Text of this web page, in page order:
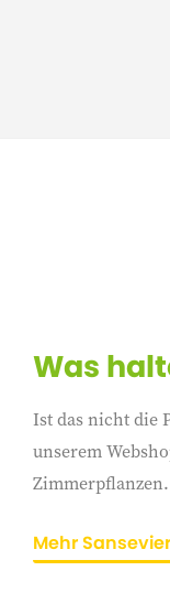
Was
Ist das nicht die
unserem
Zimmerpflanzen.
Mehr